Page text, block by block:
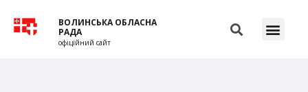
ВОЛИНСЬКА ОБЛАСНА
РАДА
офіційний сайт